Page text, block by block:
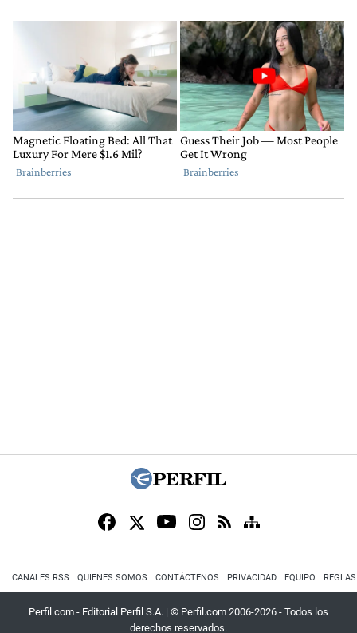
CANALES RSS QUIENES SOMOS CONTÁCTENOS PRIVACIDAD EQUIPO
Perfil.com - Editorial Perfil S.A. | © Perfil.com 2006-2026 - Todos los
derechos reservados.